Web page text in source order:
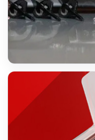
LIMITED
Star Wars
Dartprodukte und
Produkte ansehen →